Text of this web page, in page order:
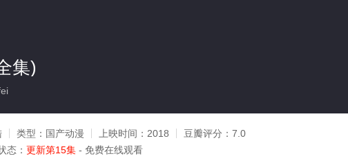
集)
类型： 国产动漫 上映时间： 2018 豆瓣评分： 7.0
态： 更新第15集 - 免费在线观看